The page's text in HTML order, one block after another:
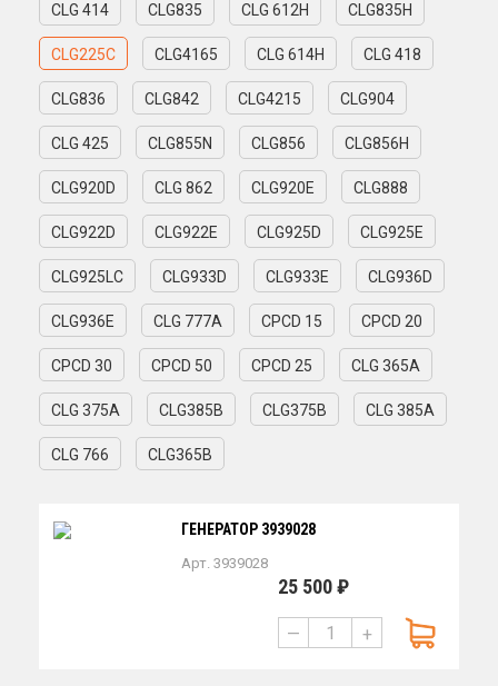
CLG 414 CLG835 CLG 612H CLG835H
CLG225C CLG4165 CLG 614H CLG 418
CLG836 CLG842 CLG4215 CLG904
CLG 425 CLG855N CLG856 CLG856H
CLG920D CLG 862 CLG920E CLG888
CLG922D CLG922E CLG925D CLG925E
CLG925LC CLG933D CLG933E CLG936D
CLG936E CLG 777A CPCD 15 CPCD 20
CPCD 30 CPCD 50 CPCD 25 CLG 365A
CLG 375A CLG385B CLG375B CLG 385A
CLG 766 CLG365B
ГЕНЕРАТОР 3939028
Арт. 3939028
25 500 ₽
— +